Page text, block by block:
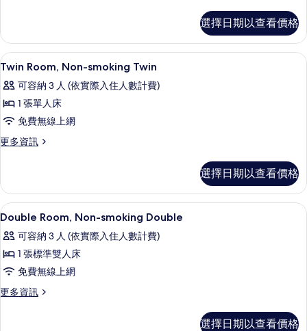
Twin
的
所
有
相
片
Room,
Non-
smoking
Twin
的
情
選擇日期以查看價格
顯
示
Twin
Room,
Non-
smoking
所
有
相
片
2
Twin Room, Non-smoking Twin
可容納 3 人 (依實際入住人數計費)
1 張單人床
免費無線上網
更多資訊
更
Non-
smoking
Twin
詳
情
選擇日期以查看價格
顯
示
Double
Room,
Non-
smoking
2
Double Room, Non-smoking Double
可容納 3 人 (依實際入住人數計費)
1 張標準雙人床
免費無線上網
更多資訊
更
選擇日期以查看價格